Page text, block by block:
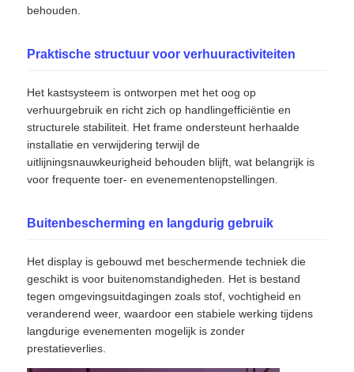
LED-videomuurweergave
LED -schermscherm
COB LED VIDEO WALL
Transparant LED -display
behouden.
Praktische structuur voor verhuuractiviteiten
Het kastsysteem is ontworpen met het oog op
verhuurgebruik en richt zich op handlingefficiëntie en
structurele stabiliteit. Het frame ondersteunt herhaalde
installatie en verwijdering terwijl de
uitlijningsnauwkeurigheid behouden blijft, wat belangrijk is
voor frequente toer- en evenementenopstellingen.
Buitenbescherming en langdurig gebruik
Het display is gebouwd met beschermende techniek die
geschikt is voor buitenomstandigheden. Het is bestand
tegen omgevingsuitdagingen zoals stof, vochtigheid en
veranderend weer, waardoor een stabiele werking tijdens
langdurige evenementen mogelijk is zonder
prestatieverlies.